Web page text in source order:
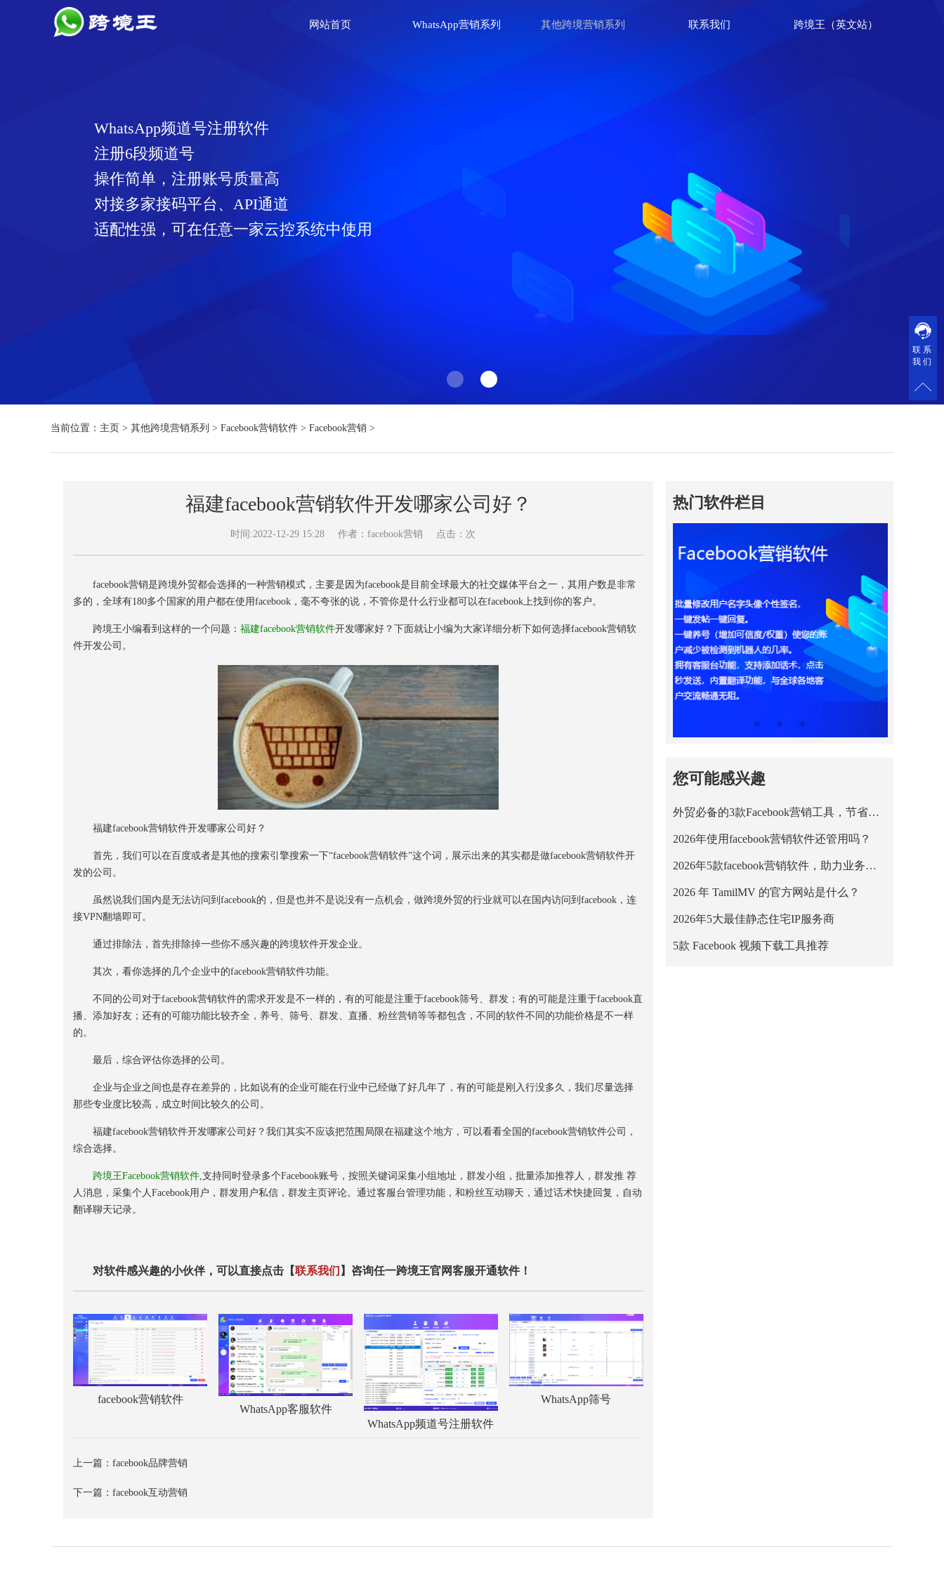
网站首页 WhatsApp营销系列 其他跨境营销系列 联系我们 跨境王（英文站）
WhatsApp频道号注册软件
注册6段频道号
操作简单，注册账号质量高
对接多家接码平台、API通道
适配性强，可在任意一家云控系统中使用
当前位置： 主页 > 其他跨境营销系列 > Facebook营销软件 > Facebook营销 >
福建facebook营销软件开发哪家公司好？
时间:2022-12-29 15:28 作者：facebook营销 点击： 次
facebook营销是跨境外贸都会选择的一种营销模式，主要是因为facebook是目前全球最大的社交媒体平台之一，其用户数是非常
多的，全球有180多个国家的用户都在使用facebook，毫不夸张的说，不管你是什么行业都可以在facebook上找到你的客户。
跨境王小编看到这样的一个问题：福建facebook营销软件开发哪家好？下面就让小编为大家详细分析下如何选择facebook营销软
件开发公司。
福建facebook营销软件开发哪家公司好？
首先，我们可以在百度或者是其他的搜索引擎搜索一下“facebook营销软件”这个词，展示出来的其实都是做facebook营销软件开
发的公司。
虽然说我们国内是无法访问到facebook的，但是也并不是说没有一点机会，做跨境外贸的行业就可以在国内访问到facebook，连
接VPN翻墙即可。
通过排除法，首先排除掉一些你不感兴趣的跨境软件开发企业。
其次，看你选择的几个企业中的facebook营销软件功能。
不同的公司对于facebook营销软件的需求开发是不一样的，有的可能是注重于facebook筛号、群发；有的可能是注重于facebook直
播、添加好友；还有的可能功能比较齐全，养号、筛号、群发、直播、粉丝营销等等都包含，不同的软件不同的功能价格是不一样
的。
最后，综合评估你选择的公司。
企业与企业之间也是存在差异的，比如说有的企业可能在行业中已经做了好几年了，有的可能是刚入行没多久，我们尽量选择
那些专业度比较高，成立时间比较久的公司。
福建facebook营销软件开发哪家公司好？我们其实不应该把范围局限在福建这个地方，可以看看全国的facebook营销软件公司，
综合选择。
跨境王Facebook营销软件,支持同时登录多个Facebook账号，按照关键词采集小组地址，群发小组，批量添加推荐人，群发推 荐
人消息，采集个人Facebook用户，群发用户私信，群发主页评论。通过客服台管理功能，和粉丝互动聊天，通过话术快捷回复，自动
翻译聊天记录。
对软件感兴趣的小伙伴，可以直接点击【联系我们 】咨询任一跨境王官网客服开通软件！
facebook营销软件
WhatsApp客服软件
WhatsApp频道号注册软件
WhatsApp筛号
上一篇：facebook品牌营销
下一篇：facebook互动营销
热门软件栏目
您可能感兴趣
外贸必备的3款Facebook营销工具，节省营销成本！
2026年使用facebook营销软件还管用吗？
2026年5款facebook营销软件，助力业务平稳运行！
2026 年 TamilMV 的官方网站是什么？
2026年5大最佳静态住宅IP服务商
5款 Facebook 视频下载工具推荐
联系
我们